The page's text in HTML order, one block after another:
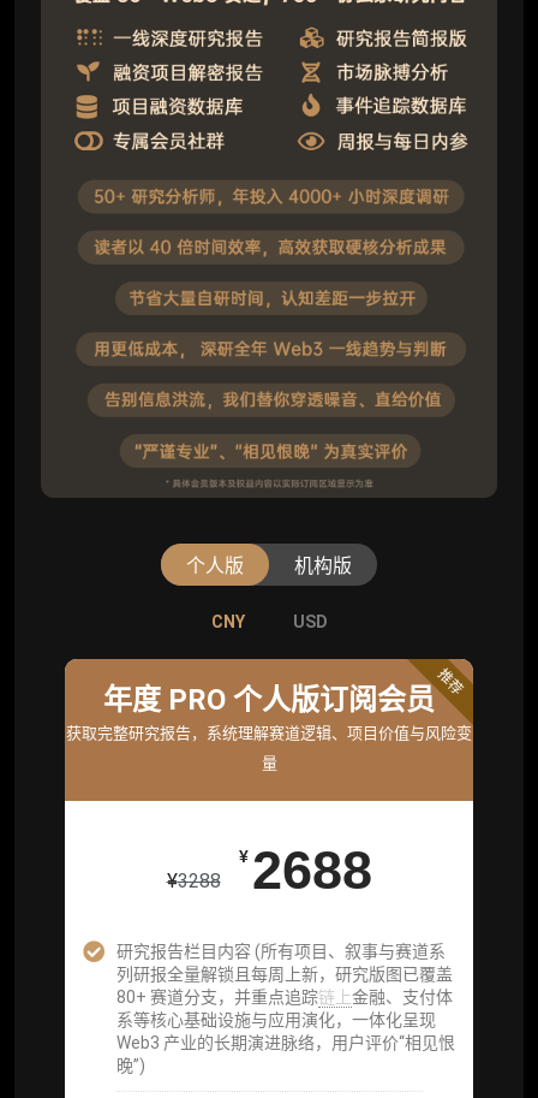
个人版 机构版
CNY USD
年度 PRO 个人版订阅会员
获取完整研究报告，系统理解赛道逻辑、项目价值与风险变
量
¥3288
¥ 2688
研究报告栏目内容 (所有项目、叙事与赛道系
列研报全量解锁且每周上新，研究版图已覆盖
80+ 赛道分支，并重点追踪链上金融、支付体
系等核心基础设施与应用演化，一体化呈现
Web3 产业的长期演进脉络，用户评价“相见恨
晚”)
推荐
CNY USD
机构标准年度服务会员
获取机构级研究与基础服务
26800
服)
机构增强研究包（在每期研报基础上，进一步
提供一页纸格局图、机构视角附录、结构化数
据集与定向持续追踪数据库，将研报内容沉淀
为可复用、可复核、可持续追踪的机构级研究
资产）
标准版